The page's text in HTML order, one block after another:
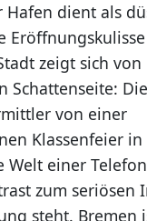
Hafen dient als
zeigt sich
Schattenseite:
von einer
Klassenfeier in
Welt einer
zum seriösen
steht. Bremen